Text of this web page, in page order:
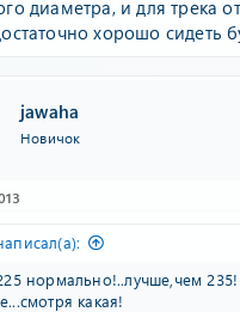
диаметра, и для трека
хорошо сидеть
jawaha
Новичок
нормально!..лучше,чем
какая!